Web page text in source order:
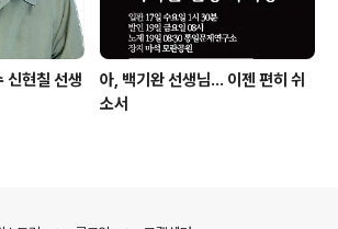
신현칠 선생
아, 백기완 선생님... 이젠 편히 쉬
소서